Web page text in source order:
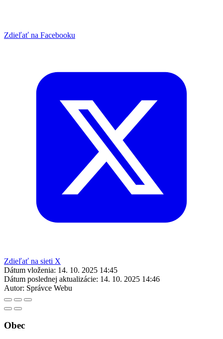
Zdieľať na Facebooku
Zdieľať na sieti X
Dátum vloženia: 14. 10. 2025 14:45
Dátum poslednej aktualizácie: 14. 10. 2025 14:46
Autor: Správce Webu
Obec